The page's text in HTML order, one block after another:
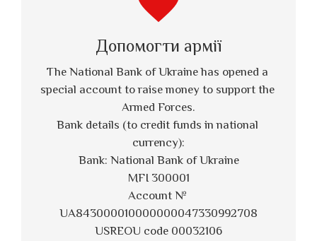
Допомогти армії
The National Bank of Ukraine has opened a
special account to raise money to support the
Armed Forces.
Bank details (to credit funds in national
currency):
Bank: National Bank of Ukraine
MFI 300001
Account №
UA843000010000000047330992708
USREOU code 00032106